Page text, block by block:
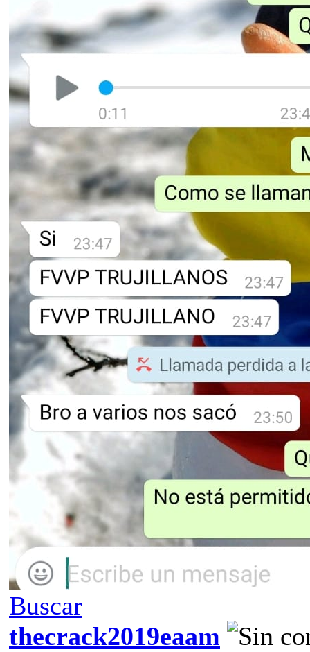
Buscar
thecrack2019eaam